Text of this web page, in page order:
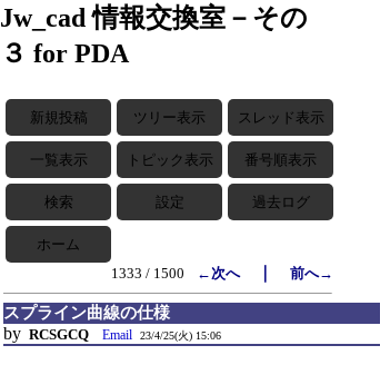
Jw_cad 情報交換室－その
３ for PDA
新規投稿 ツリー表示 スレッド表示
一覧表示 トピック表示 番号順表示
検索 設定 過去ログ
ホーム
1333 / 1500
←次へ｜ 前へ→
スプライン曲線の仕様
by RCSGCQ Email 23/4/25(火) 15:06